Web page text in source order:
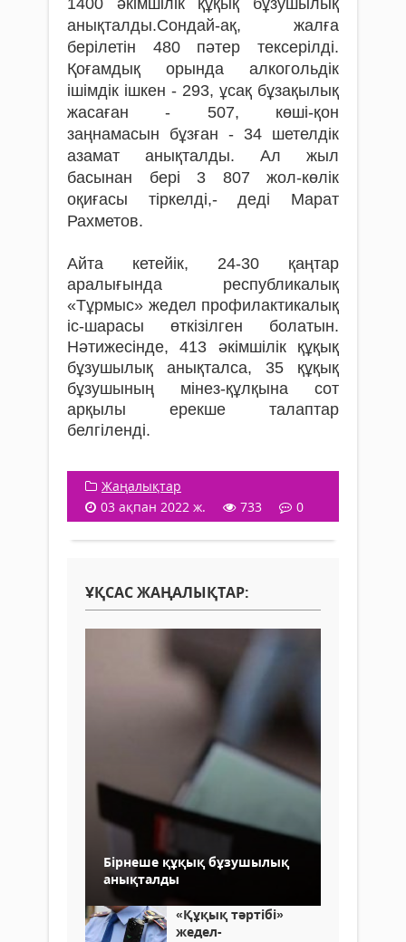
анықталды.Сондай-ақ, жалға
берілетін 480 пәтер тексерілді.
Қоғамдық орында алкогольдік
ішімдік ішкен - 293, ұсақ бұзақылық
жасаған - 507, көші-қон
заңнамасын бұзған - 34 шетелдік
азамат анықталды. Ал жыл
басынан бері 3 807 жол-көлік
оқиғасы тіркелді,- деді Марат
Рахметов.
Айта кетейік, 24-30 қаңтар
аралығында республикалық
«Тұрмыс» жедел профилактикалық
іс-шарасы өткізілген болатын.
Нәтижесінде, 413 әкімшілік құқық
бұзушылық анықталса, 35 құқық
бұзушының мінез-құлқына сот
арқылы ерекше талаптар
белгіленді.
Жаңалықтар
03 ақпан 2022 ж.
733 0
ҰҚСАС ЖАҢАЛЫҚТАР:
Бірнеше құқық бұзушылық
анықталды
«Құқық тәртібі»
жедел-